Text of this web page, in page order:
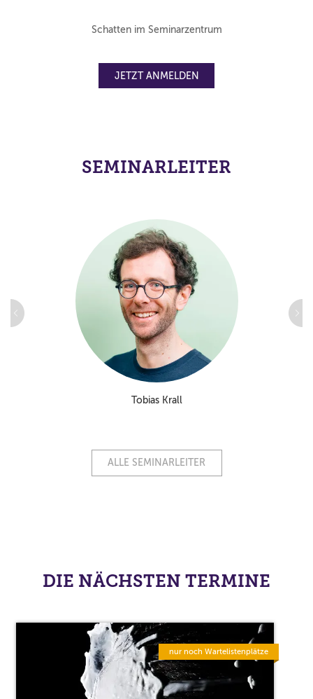
Schatten im Seminarzentrum
JETZT ANMELDEN
SEMINARLEITER
Tobias Krall
ALLE SEMINARLEITER
DIE NÄCHSTEN TERMINE
nur noch Wartelistenplätze